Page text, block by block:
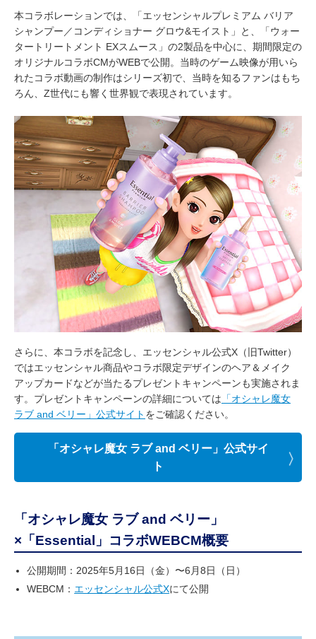
本コラボレーションでは、「エッセンシャルプレミアム バリア
シャンプー／コンディショナー グロウ&モイスト」と、「ウォー
タートリートメント EXスムース」の2製品を中心に、期間限定の
オリジナルコラボCMがWEBで公開。当時のゲーム映像が用いら
れたコラボ動画の制作はシリーズ初で、当時を知るファンはもち
ろん、Z世代にも響く世界観で表現されています。
さらに、本コラボを記念し、エッセンシャル公式X（旧Twitter）
ではエッセンシャル商品やコラボ限定デザインのヘア＆メイク
アップカードなどが当たるプレゼントキャンペーンも実施されま
す。プレゼントキャンペーンの詳細については 「オシャレ魔女
ラブ and ベリー」公式サイト をご確認ください。
「オシャレ魔女 ラブ and ベリー」公式サイ
ト
「オシャレ魔女 ラブ and ベリー」
×「Essential」コラボWEBCM概要
公開期間：2025年5月16日（金）〜6月8日（日）
WEBCM： エッセンシャル公式Xにて公開